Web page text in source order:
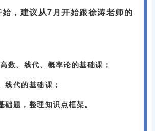
始，建议从7月开始跟徐涛老师的
数、线代、概率论的基础课；
线代的基础课；
础题，整理知识点框架。